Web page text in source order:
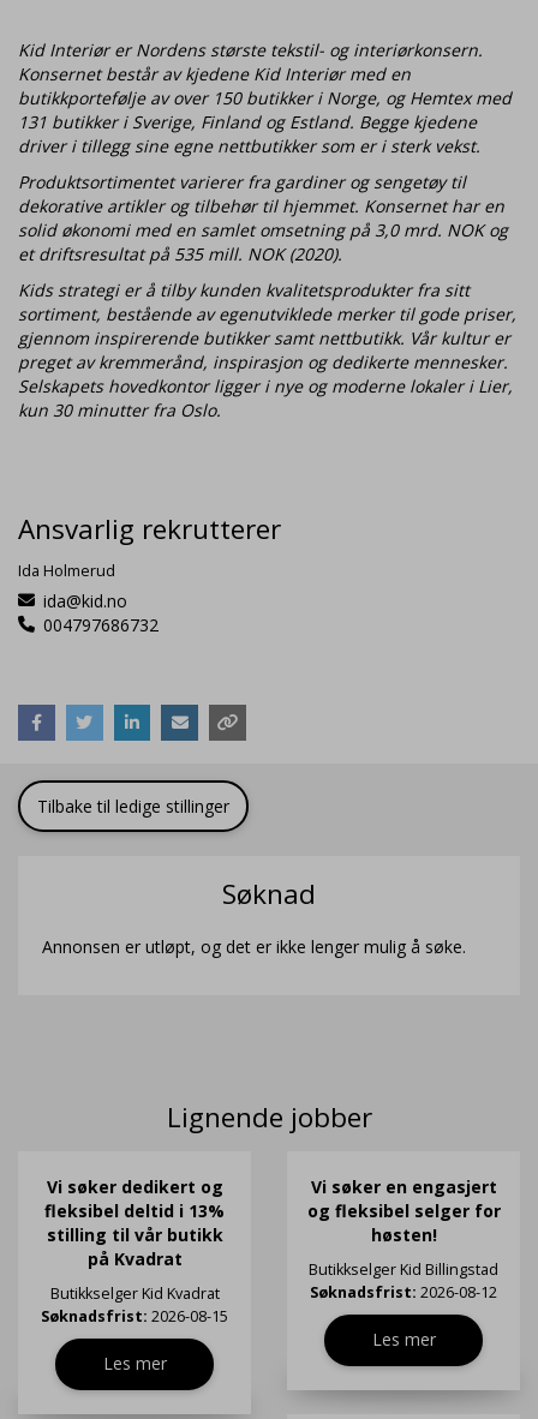
Kid Interiør er Nordens største tekstil- og interiørkonsern.
Konsernet består av kjedene Kid Interiør med en
butikkportefølje av over 150 butikker i Norge, og Hemtex med
131 butikker i Sverige, Finland og Estland. Begge kjedene
driver i tillegg sine egne nettbutikker som er i sterk vekst.
Produktsortimentet varierer fra gardiner og sengetøy til
dekorative artikler og tilbehør til hjemmet. Konsernet har en
solid økonomi med en samlet omsetning på 3,0 mrd. NOK og
et driftsresultat på 535 mill. NOK (2020).
Kids strategi er å tilby kunden kvalitetsprodukter fra sitt
sortiment, bestående av egenutviklede merker til gode priser,
gjennom inspirerende butikker samt nettbutikk. Vår kultur er
preget av kremmerånd, inspirasjon og dedikerte mennesker.
Selskapets hovedkontor ligger i nye og moderne lokaler i Lier,
kun 30 minutter fra Oslo.
Ansvarlig rekrutterer
Ida Holmerud
ida@kid.no
004797686732
Tilbake til ledige stillinger
Søknad
Annonsen er utløpt, og det er ikke lenger mulig å søke.
Lignende jobber
Vi søker dedikert og
fleksibel deltid i 13%
stilling til vår butikk
på Kvadrat
Butikkselger Kid Kvadrat
Søknadsfrist: 2026-08-15
Les mer
Vi søker en engasjert
og fleksibel selger for
høsten!
Butikkselger Kid Billingstad
Søknadsfrist: 2026-08-12
Les mer